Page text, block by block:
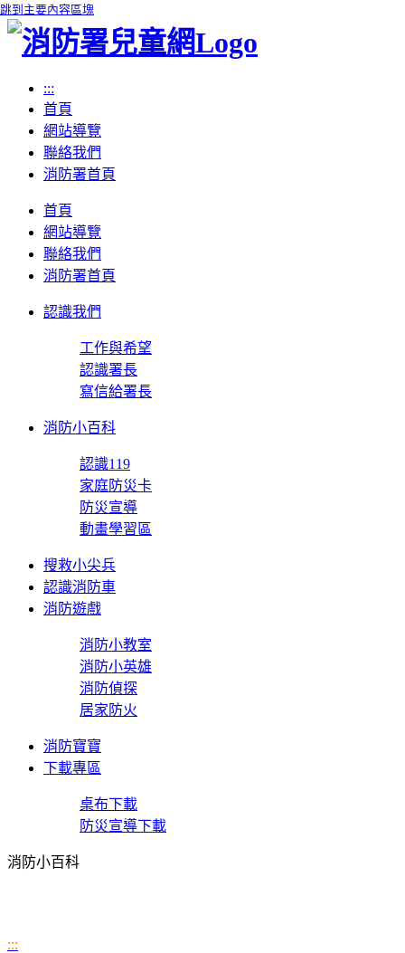
跳到主要內容區塊
:::
首頁
網站導覽
聯絡我們
消防署首頁
首頁
網站導覽
聯絡我們
消防署首頁
認識我們
工作與希望
認識署長
寫信給署長
消防小百科
認識119
家庭防災卡
防災宣導
動畫學習區
搜救小尖兵
認識消防車
消防遊戲
消防小教室
消防小英雄
消防偵探
居家防火
消防寶寶
下載專區
桌布下載
防災宣導下載
消防小百科
:::